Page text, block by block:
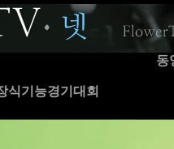
동
식기능경기대회